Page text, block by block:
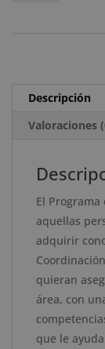
Fabricación
Farmacéutica
Acreditado
Apostilla
cantidad
Descripción
Valoraciones
El
aquellas
adquirir
quieran
área, con
que le